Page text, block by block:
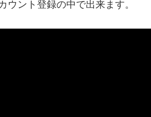
ント登録の中で出来ます。